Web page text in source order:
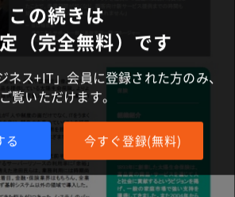
この続きは
（完全無料）です
ネス+IT」会員に登録された方のみ、
ご覧いただけます。
る 今すぐ登録(無料)